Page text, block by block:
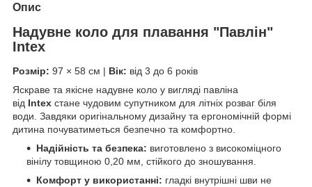
Опис
Надувне коло для плавання "Павлін"
Intex
Розмір: 97 × 58 см | Вік: від 3 до 6 років
Яскраве та якісне надувне коло у вигляді павліна
від Intex стане чудовим супутником для літніх розваг біля
води. Завдяки оригінальному дизайну та ергономічній формі
дитина почуватиметься безпечно та комфортно.
Надійність та безпека: виготовлено з високоміцного
вінілу товщиною 0,20 мм, стійкого до зношування.
Комфорт у використанні: гладкі внутрішні шви не